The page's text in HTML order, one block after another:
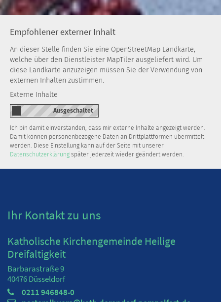
Empfohlener externer Inhalt
An dieser Stelle finden Sie eine OpenStreetMap Landkarte,
welche über den Dienstleister MapTiler ausgeliefert wird. Um
diese Landkarte anzuzeigen müssen Sie der Verwendung von
externen Inhalten zustimmen.
Externe Inhalte
Ich bin damit einverstanden, dass mir externe Inhalte angezeigt werden.
Damit können personenbezogene Daten an Drittplattformen übermittelt
werden. Diese Einstellung kann auf der Seite mit unserer
Datenschutzerklärung später jederzeit wieder geändert werden.
Ihr Kontakt zu uns
Katholische Kirchengemeinde Heilige
Dreifaltigkeit
Barbarastraße 9
40476Düsseldorf
0211 946848-0